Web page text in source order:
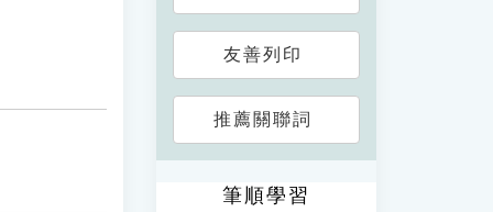
友善列印
推薦關聯詞
筆順學習